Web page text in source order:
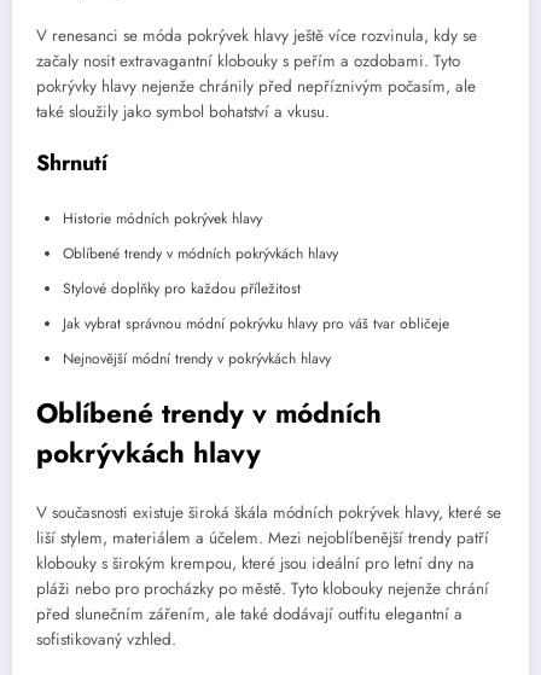
V renesanci se móda pokrývek hlavy ještě více rozvinula, kdy se
začaly nosit extravagantní klobouky s peřím a ozdobami. Tyto
pokrývky hlavy nejenže chránily před nepříznivým počasím, ale
také sloužily jako symbol bohatství a vkusu.
Shrnutí
Historie módních pokrývek hlavy
Oblíbené trendy v módních pokrývkách hlavy
Stylové doplňky pro každou příležitost
Jak vybrat správnou módní pokrývku hlavy pro váš tvar obličeje
Nejnovější módní trendy v pokrývkách hlavy
Oblíbené trendy v módních
pokrývkách hlavy
V současnosti existuje široká škála módních pokrývek hlavy, které se
liší stylem, materiálem a účelem. Mezi nejoblíbenější trendy patří
klobouky s širokým krempou, které jsou ideální pro letní dny na
pláži nebo pro procházky po městě. Tyto klobouky nejenže chrání
před slunečním zářením, ale také dodávají outfitu elegantní a
sofistikovaný vzhled.